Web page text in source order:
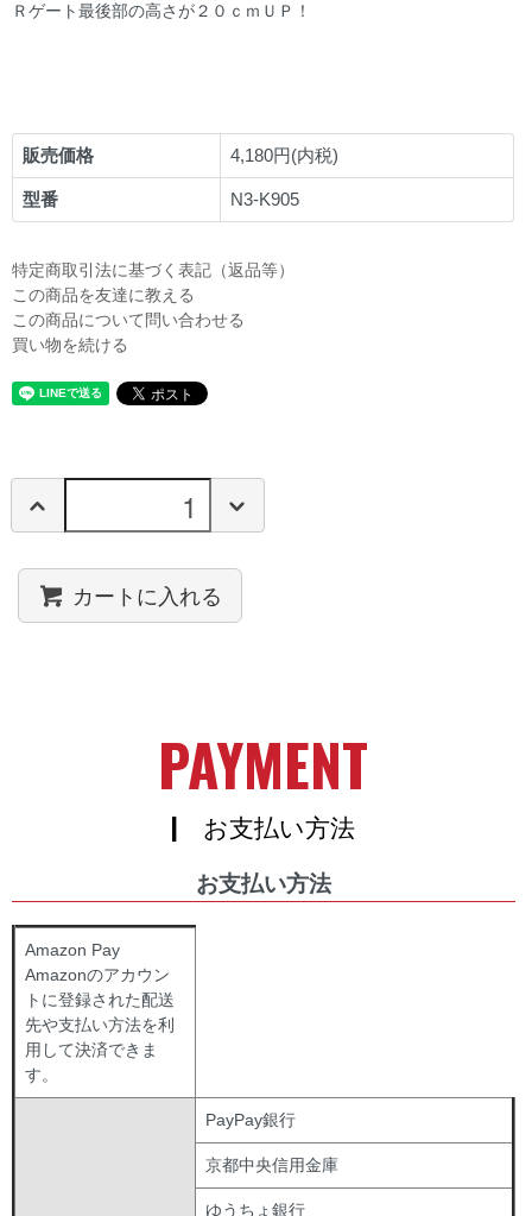
Ｒゲート最後部の高さが２０ｃｍＵＰ！
販売価格 4,180円(内税)
型番 N3-K905
特定商取引法に基づく表記（返品等）
この商品を友達に教える
この商品について問い合わせる
買い物を続ける
カートに入れる
PAYMENT
| お支払い方法
お支払い方法
Amazon Pay
Amazonのアカウン
トに登録された配送
先や支払い方法を利
用して決済できま
す。
PayPay銀行
京都中央信用金庫
ゆうちょ銀行